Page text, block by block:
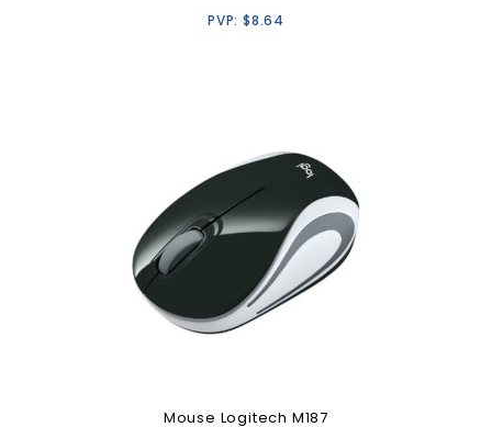
PVP: $8.64
Mouse Logitech M187